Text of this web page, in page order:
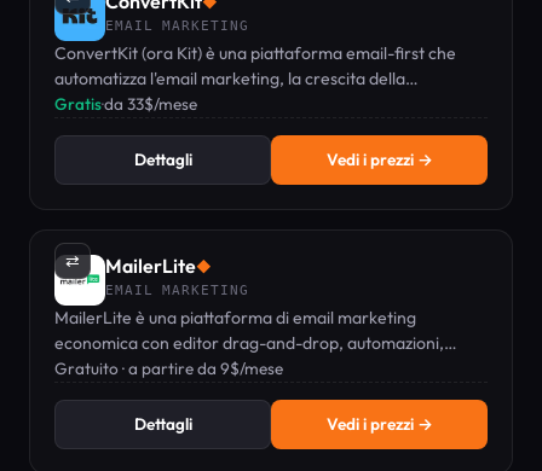
EMAIL MARKETING
ConvertKit (ora Kit) è una piattaforma email-first che
automatizza l'email marketing, la crescita della
newsletter e la vendita di prodotti digitali per creator.
Gratis·da 33$/mese
Dettagli Vedi i prezzi →
⇄ MailerLite◆
EMAIL MARKETING
MailerLite è una piattaforma di email marketing
economica con editor drag-and-drop, automazioni,
pagine di destinazione e vendita di prodotti digitali, a
Gratuito · a partire da 9$/mese
Dettagli Vedi i prezzi →